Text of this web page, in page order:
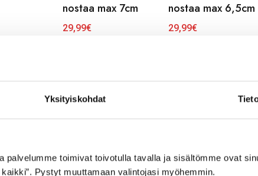
Yksityiskohdat
palvelumme toimivat toivotulla tavalla ja sisältömme ovat
Pystyt muuttamaan valintojasi myöhemmin.
nostaa max 7cm
29,99€
nostaa max 6,5cm
29,99€